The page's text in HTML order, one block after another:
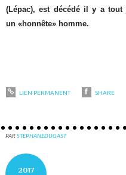
(Lépac), est décédé il y a
un «honnête» homme.
LIEN PERMANENT SHARE
PARSTEPHANEDUGAST
2017